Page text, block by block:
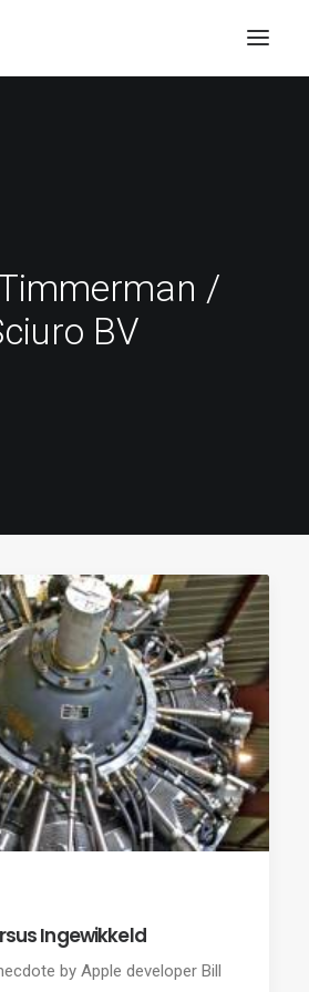
/
BV
Ingewikkeld
by Apple developer Bill